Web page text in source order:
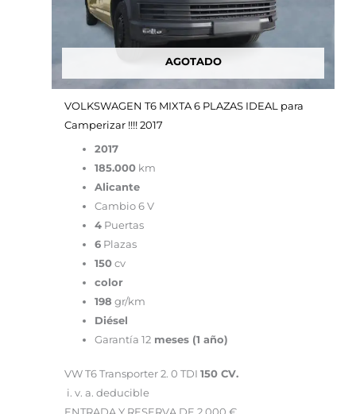
AGOTADO
VOLKSWAGEN T6 MIXTA 6 PLAZAS IDEAL para
Camperizar !!!! 2017
2017
185.000km
Alicante
Cambio 6 V
4Puertas
6Plazas
150cv
color
198 gr/km
Diésel
Garantía 12meses (1 año)
VW T6 Transporter 2. 0 TDI 150 CV.
i. v. a. deducible